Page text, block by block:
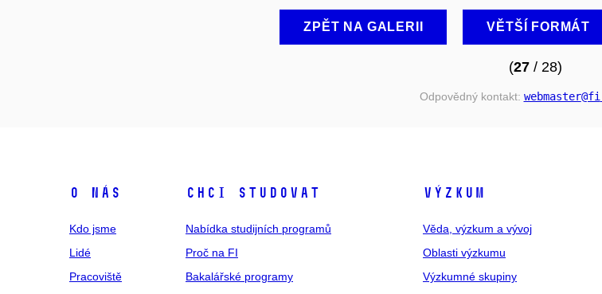
ZPĚT NA GALERII VĚTŠÍ FORMÁT
(27/ 28)
Odpovědný kontakt: webmaster@fi
O NÁS
Kdo jsme
Lidé
Pracoviště
CHCI STUDOVAT
Nabídka studijních programů
Proč na FI
Bakalářské programy
VÝZKUM
Věda, výzkum a vývoj
Oblasti výzkumu
Výzkumné skupiny